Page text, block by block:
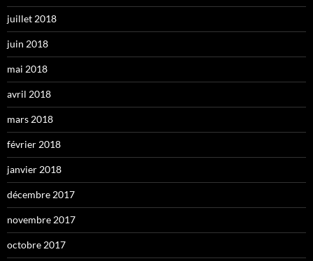
juillet 2018
juin 2018
mai 2018
avril 2018
mars 2018
février 2018
janvier 2018
décembre 2017
novembre 2017
octobre 2017